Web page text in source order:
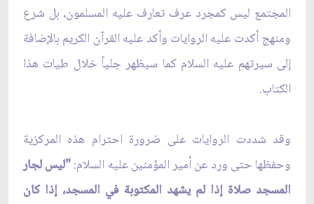
المجتمع ليس كمجرد عرف تعارف عليه المسلمون، بل شرع
ومنهج أكدت عليه الروايات وأكد عليه القرآن الكريم بالإضافة
إلى سيرتهم عليه السلام كما سيظهر جلياً خلال طيات هذا
الكتاب.
وقد شددت الروايات على ضرورة احترام هذه المركزية
وحفظها حتى ورد عن أمير المؤمنين عليه السلام:"ليس لجار
المسجد صلاة إذا لم يشهد المكتوبة في المسجد، إذا كان